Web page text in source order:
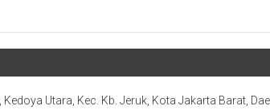
Kedoya Utara, Kec. Kb. Jeruk, Kota Jakarta Barat,